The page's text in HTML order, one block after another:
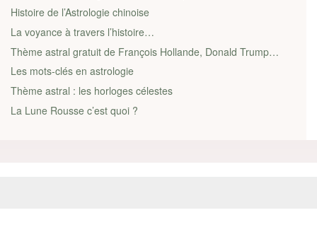
Histoire de l’Astrologie chinoise
La voyance à travers l’histoire…
Thème astral gratuit de François Hollande, Donald Trump…
Les mots-clés en astrologie
Thème astral : les horloges célestes
La Lune Rousse c’est quoi ?